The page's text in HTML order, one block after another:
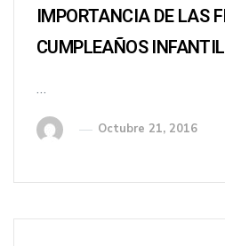
IMPORTANCIA DE LAS
CUMPLEAÑOS
…
Octubre 21, 2016